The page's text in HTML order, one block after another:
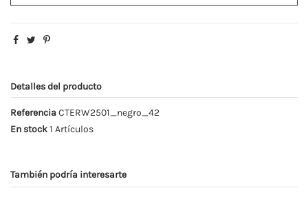
Detalles del producto
Referencia CTERW2501_negro_42
En stock1 Artículos
También podría interesarte